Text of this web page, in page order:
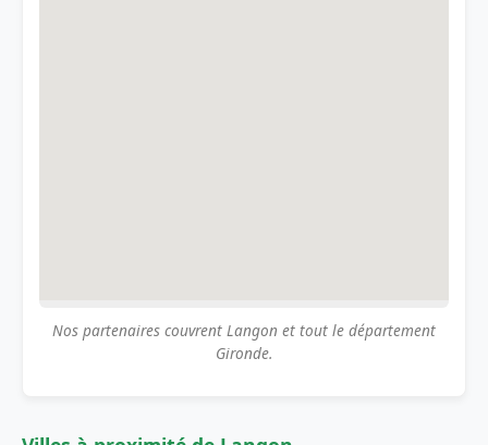
Nos partenaires couvrent Langon et tout le département
Gironde.